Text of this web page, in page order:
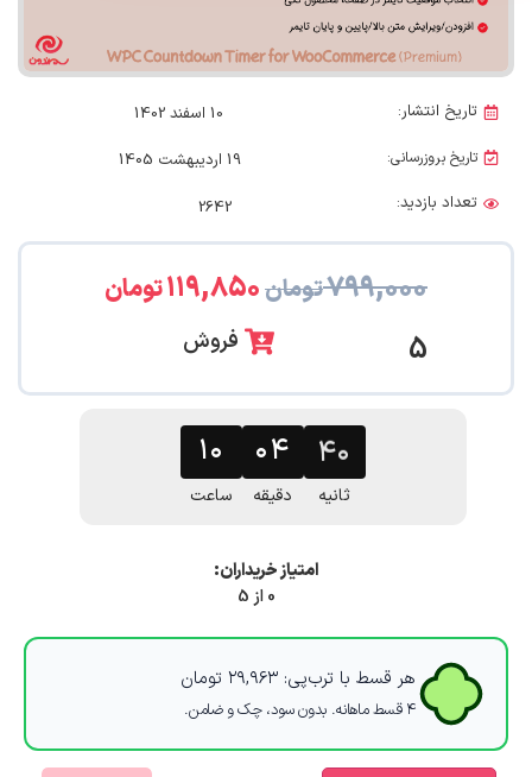
تاریخ انتشار: 10 اسفند 1402
تاریخ بروزرسانی:
19 اردیبهشت 1405
تعداد بازدید:
2642
۷۹۹,۰۰۰تومان۱۱۹,۸۵۰تومان
5 فروش
۱۰
ساعت
۰۴
دقیقه
۳۹
ثانیه
امتیاز خریداران:
0 از 5
هر قسط با ترب‌پی: ۲۹,۹۶۳ تومان
۴ قسط ماهانه. بدون سود، چک و ضامن.